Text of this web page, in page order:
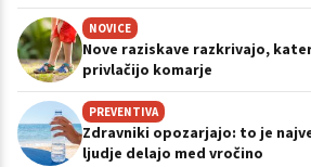
NOVICE
Nove raziskave razkrivajo,
privlačijo komarje
PREVENTIVA
Zdravniki opozarjajo: to je
ljudje delajo med vročino